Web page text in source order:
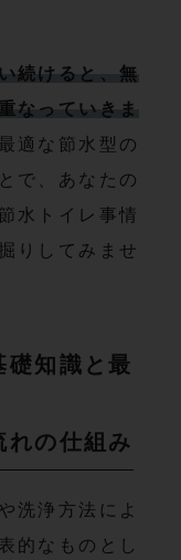
続けると、無
なっていきま
適な節水型の
で、あなたの
水トイレ事情
りしてみませ
礎知識と最
れの仕組み
洗浄方法によ
的なものとし